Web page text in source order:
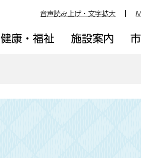
音声読み上げ・文字拡大
健康・福祉 施設案内